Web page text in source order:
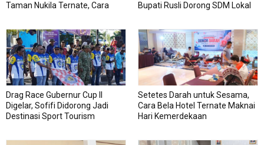
Taman Nukila Ternate, Cara
Bupati Rusli Dorong SDM Lokal
Drag Race Gubernur Cup II
Digelar, Sofifi Didorong Jadi
Destinasi Sport Tourism
Setetes Darah untuk Sesama,
Cara Bela Hotel Ternate Maknai
Hari Kemerdekaan